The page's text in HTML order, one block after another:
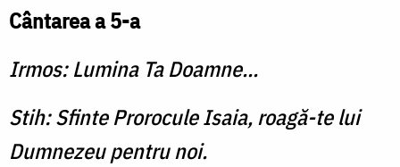
Cântarea a 5-a
Irmos: Lumina Ta Doamne...
Stih: Sfinte Prorocule Isaia, roagă-te lui
Dumnezeu pentru noi.